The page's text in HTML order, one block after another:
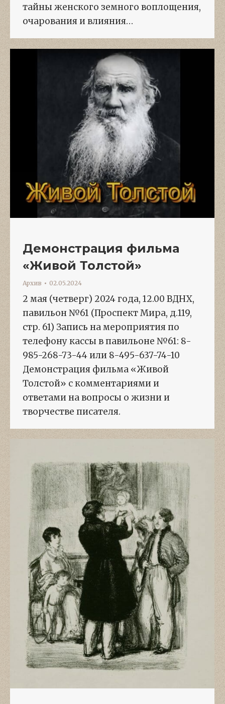
тайны женского земного воплощения,
очарования и влияния…
Демонстрация фильма
«Живой Толстой»
Архив 02.05.2024
2 мая (четверг) 2024 года, 12.00 ВДНХ,
павильон №61 (Проспект Мира, д.119,
стр. 61) Запись на мероприятия по
телефону кассы в павильоне №61: 8-
985-268-73-44 или 8-495-637-74-10
Демонстрация фильма «Живой
Толстой» с комментариями и
ответами на вопросы о жизни и
творчестве писателя.